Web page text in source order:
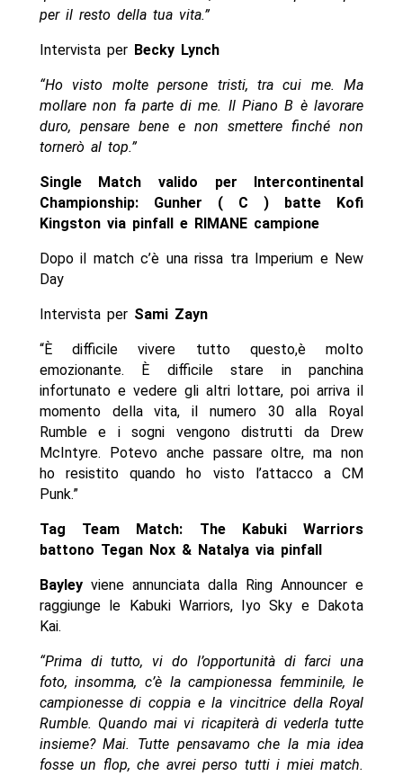
per il resto della tua vita.”
Intervista per Becky Lynch
“Ho visto molte persone tristi, tra cui me. Ma
mollare non fa parte di me. Il Piano B è lavorare
duro, pensare bene e non smettere finché non
tornerò al top.”
Single Match valido per Intercontinental
Championship: Gunher ( C ) batte Kofi
Kingston via pinfall e RIMANE campione
Dopo il match c’è una rissa tra Imperium e New
Day
Intervista per Sami Zayn
“È difficile vivere tutto questo,è molto
emozionante. È difficile stare in panchina
infortunato e vedere gli altri lottare, poi arriva il
momento della vita, il numero 30 alla Royal
Rumble e i sogni vengono distrutti da Drew
McIntyre. Potevo anche passare oltre, ma non
ho resistito quando ho visto l’attacco a CM
Punk.”
Tag Team Match: The Kabuki Warriors
battono Tegan Nox & Natalya via pinfall
Bayley viene annunciata dalla Ring Announcer e
raggiunge le Kabuki Warriors, Iyo Sky e Dakota
Kai.
“Prima di tutto, vi do l’opportunità di farci una
foto, insomma, c’è la campionessa femminile, le
campionesse di coppia e la vincitrice della Royal
Rumble. Quando mai vi ricapiterà di vederla tutte
insieme? Mai. Tutte pensavamo che la mia idea
fosse un flop, che avrei perso tutti i miei match.